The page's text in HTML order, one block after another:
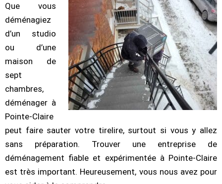
Que vous
déménagiez
d’un studio
ou d’une
maison de
sept
chambres,
déménager à
Pointe-Claire
peut faire sauter votre tirelire, surtout si vous y allez
sans préparation. Trouver une entreprise de
déménagement fiable et expérimentée à Pointe-Claire
est très important. Heureusement, vous nous avez pour